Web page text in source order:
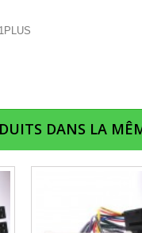
DANS LA